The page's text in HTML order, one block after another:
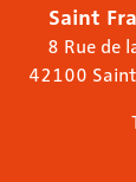
Saint
8 Rue de
42100